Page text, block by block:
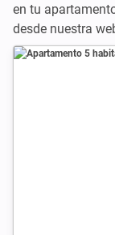
en tu
desde nuestra